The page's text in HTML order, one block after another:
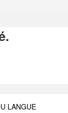
LANGUE